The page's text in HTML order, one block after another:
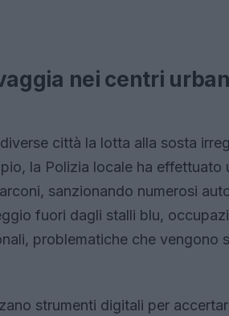
nei centri
città la lotta alla sosta
la Polizia locale ha effettuato
sanzionando numerosi
fuori dagli stalli blu,
problematiche che vengono
strumenti digitali per